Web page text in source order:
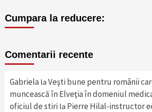
Cumpara la reducere:
Comentarii recente
Gabriela la Veşti bune pentru românii
muncească în Elveţia în domeniul
oficiul de stiri la Pierre Hilal-instructor